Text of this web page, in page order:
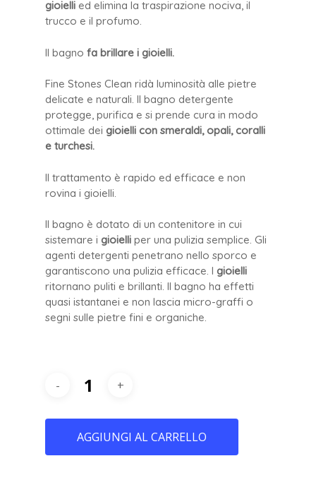
gioielli ed elimina la traspirazione nociva, il
trucco e il profumo.
Il bagno fa brillare i gioielli.
Fine Stones Clean ridà luminosità alle pietre
delicate e naturali. Il bagno detergente
protegge, purifica e si prende cura in modo
ottimale dei gioielli con smeraldi, opali, coralli
e turchesi.
Il trattamento è rapido ed efficace e non
rovina i gioielli.
Il bagno è dotato di un contenitore in cui
sistemare i gioielli per una pulizia semplice. Gli
agenti detergenti penetrano nello sporco e
garantiscono una pulizia efficace. I gioielli
ritornano puliti e brillanti. Il bagno ha effetti
quasi istantanei e non lascia micro-graffi o
segni sulle pietre fini e organiche.
AGGIUNGI AL CARRELLO